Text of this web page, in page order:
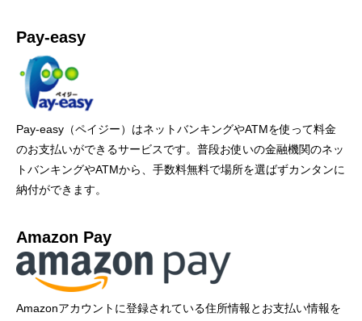
Pay-easy
Pay-easy（ペイジー）はネットバンキングやATMを使って料金
のお支払いができるサービスです。普段お使いの金融機関のネッ
トバンキングやATMから、手数料無料で場所を選ばずカンタンに
納付ができます。
Amazon Pay
Amazonアカウントに登録されている住所情報とお支払い情報を